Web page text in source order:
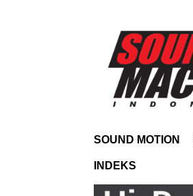
SOUND MOTION
INDEKS